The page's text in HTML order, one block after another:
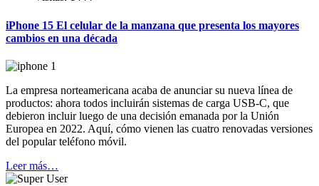
iPhone 15 El celular de la manzana que presenta los mayores
cambios en una década
La empresa norteamericana acaba de anunciar su nueva línea de
productos: ahora todos incluirán sistemas de carga USB-C, que
debieron incluir luego de una decisión emanada por la Unión
Europea en 2022. Aquí, cómo vienen las cuatro renovadas versiones
del popular teléfono móvil.
Leer más…